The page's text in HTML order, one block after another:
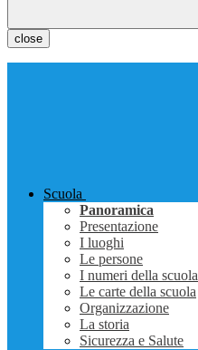
close
Scuola
Panoramica
Presentazione
I luoghi
Le persone
I numeri della scuola
Le carte della scuola
Organizzazione
La storia
Sicurezza e Salute